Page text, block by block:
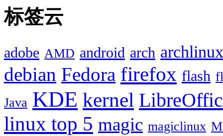
标签云
adobe AMD android arch archlinux
debian Fedora firefox flash
Java KDE kernel
linux top 5 magic magiclinux